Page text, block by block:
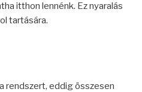
itthon lennénk. Ez nyaralás
tartására.
rendszert, eddig összesen